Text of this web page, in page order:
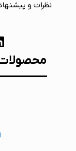
نظرات و